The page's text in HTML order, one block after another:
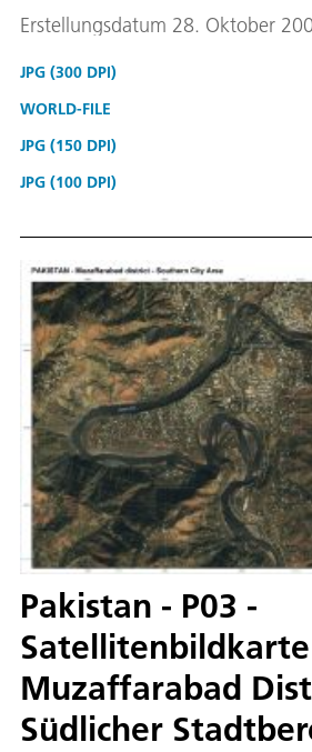
Erstellungsdatum 28. Oktober
JPG (300 DPI)
WORLD-FILE
JPG (150 DPI)
JPG (100 DPI)
Pakistan - P03 -
Muzaffarabad
Südlicher